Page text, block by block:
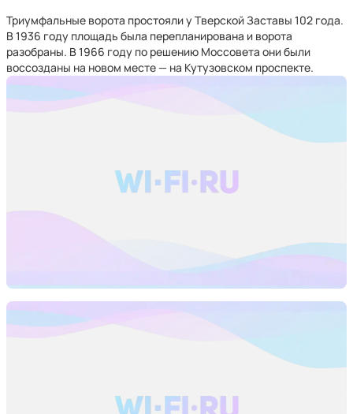
Триумфальные ворота простояли у Тверской Заставы 102 года.
В 1936 году площадь была перепланирована и ворота
разобраны. В 1966 году по решению Моссовета они были
воссозданы на новом месте — на Кутузовском проспекте.